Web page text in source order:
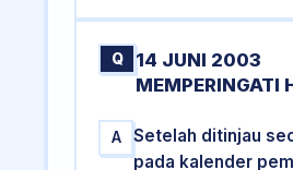
Q
14 JUNI 2003
MEMPERINGATI
A
Setelah ditinjau
pada kalender